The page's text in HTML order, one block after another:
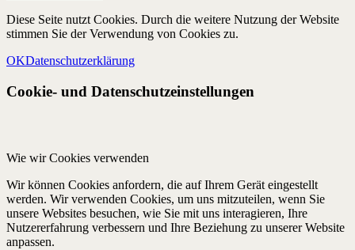
Diese Seite nutzt Cookies. Durch die weitere Nutzung der Website
stimmen Sie der Verwendung von Cookies zu.
OKDatenschutzerklärung
Cookie- und Datenschutzeinstellungen
Wie wir Cookies verwenden
Wir können Cookies anfordern, die auf Ihrem Gerät eingestellt
werden. Wir verwenden Cookies, um uns mitzuteilen, wenn Sie
unsere Websites besuchen, wie Sie mit uns interagieren, Ihre
Nutzererfahrung verbessern und Ihre Beziehung zu unserer Website
anpassen.